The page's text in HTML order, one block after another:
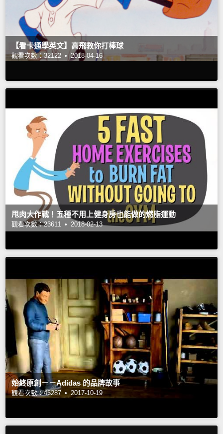
【看卡通學英文】高飛教你打棒球
觀看次數：32122 • 2018-04-16
甩肉大作戰！五種不用上健身房也能做的燃脂運動
觀看次數：23611 • 2018-02-13
始終原創－－Adidas 的品牌故事
觀看次數：46287 • 2017-10-19